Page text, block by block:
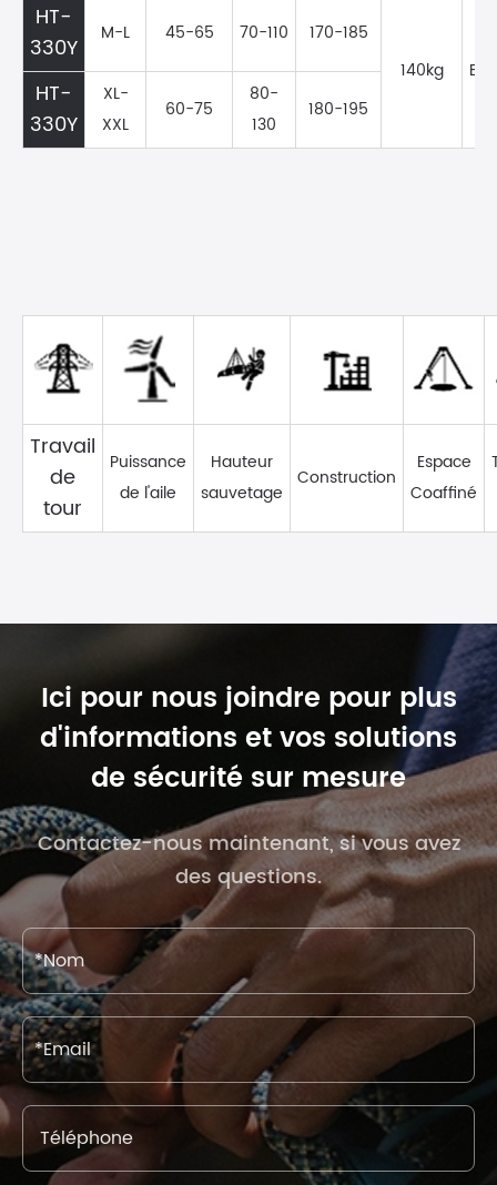
HT-
330Y
M-L 45-65 70-110
170-185
140kg
HT-
330Y
XL-
XXL
60-75
80-
130
180-195
Travail
de
tour
Puissance
de l'aile
Hauteur
sauvetage
Construction
Espace
Coaffiné
Ici pour nous joindre pour plus
d'informations et vos solutions
de sécurité sur mesure
Contactez-nous maintenant, si vous avez
des questions.